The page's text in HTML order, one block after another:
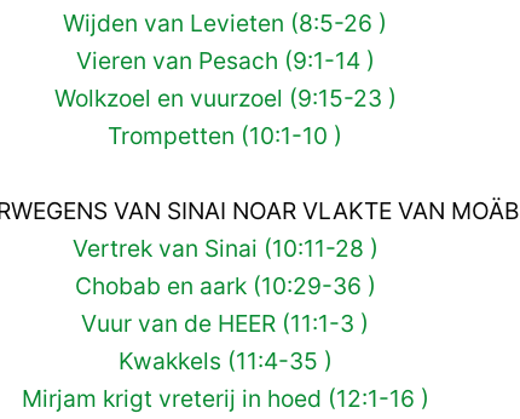
Wijden van Levieten (8:5-26 )
Vieren van Pesach (9:1-14 )
Wolkzoel en vuurzoel (9:15-23 )
Trompetten (10:1-10 )
VAN SINAI NOAR VLAKTE VAN MOÄB
Vertrek van Sinai (10:11-28 )
Chobab en aark (10:29-36 )
Vuur van de HEER (11:1-3 )
Kwakkels (11:4-35 )
Mirjam krigt vreterij in hoed (12:1-16 )